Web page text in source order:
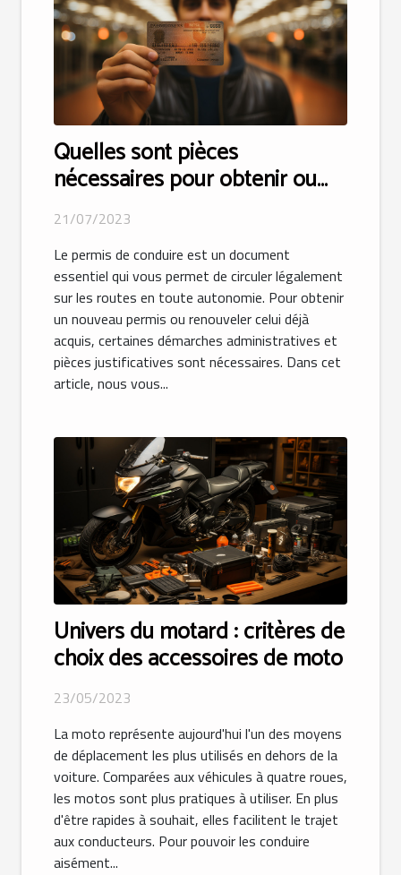
Quelles sont pièces
nécessaires pour obtenir ou
renouveler votre permis de
conduire ?
21/07/2023
Le permis de conduire est un document
essentiel qui vous permet de circuler légalement
sur les routes en toute autonomie. Pour obtenir
un nouveau permis ou renouveler celui déjà
acquis, certaines démarches administratives et
pièces justificatives sont nécessaires. Dans cet
article, nous vous...
Univers du motard : critères de
choix des accessoires de moto
23/05/2023
La moto représente aujourd'hui l'un des moyens
de déplacement les plus utilisés en dehors de la
voiture. Comparées aux véhicules à quatre roues,
les motos sont plus pratiques à utiliser. En plus
d'être rapides à souhait, elles facilitent le trajet
aux conducteurs. Pour pouvoir les conduire
aisément...